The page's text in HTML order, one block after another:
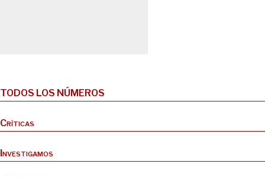
TODOS LOS NÚMEROS
Críticas
Investigamos